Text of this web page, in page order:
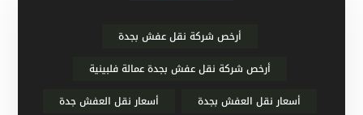
أرخص شركة نقل عفش بجدة
أرخص شركة نقل عفش بجدة عمالة فلبينية
أسعار نقل العفش بجدة
أسعار نقل العفش جدة